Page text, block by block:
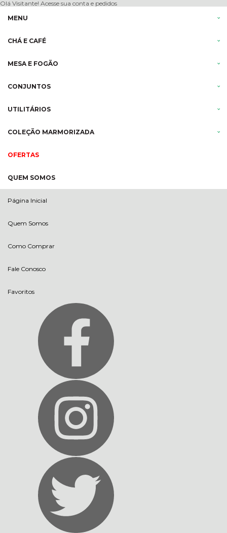
Olá Visitante! Acesse sua conta e pedidos
MENU
CHÁ E CAFÉ
MESA E FOGÃO
CONJUNTOS
UTILITÁRIOS
COLEÇÃO MARMORIZADA
OFERTAS
QUEM SOMOS
Página Inicial
Quem Somos
Como Comprar
Fale Conosco
Favoritos